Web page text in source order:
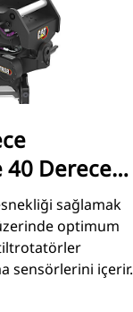
Derece
sağlamak
optimum
sensörlerini içerir.